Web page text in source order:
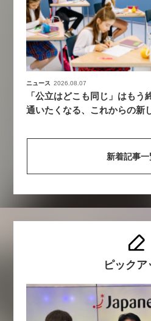
ニュース 2026.08.07
「公立はどこも同じ」はもう
通いたくなる、これからの新
新着記事
ピックア